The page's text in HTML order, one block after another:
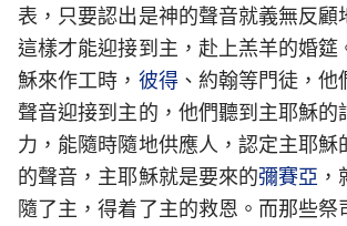
表，只要認出是神的聲音就義無反顧
這樣才能迎接到主，赴上羔羊的婚筵
穌來作工時， 彼得、約翰等門徒，他
聲音迎接到主的，他們聽到主耶穌的
力，能隨時隨地供應人，認定主耶穌
的聲音，主耶穌就是要來的彌賽亞
隨了主，得着了主的救恩。而那些祭